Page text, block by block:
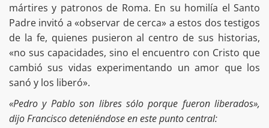
mártires y patronos de Roma. En su homilía el Santo
Padre invitó a «observar de cerca» a estos dos testigos
de la fe, quienes pusieron al centro de sus historias,
«no sus capacidades, sino el encuentro con Cristo que
cambió sus vidas experimentando un amor que los
sanó y los liberó».
«Pedro y Pablo son libres sólo porque fueron liberados»,
dijo Francisco deteniéndose en este punto central: